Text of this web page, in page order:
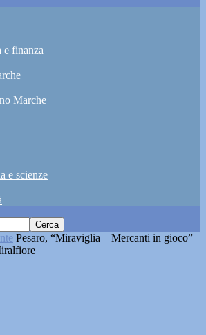
e finanza
Marche
e scienze
Pesaro, “Miraviglia – Mercanti in gioco”